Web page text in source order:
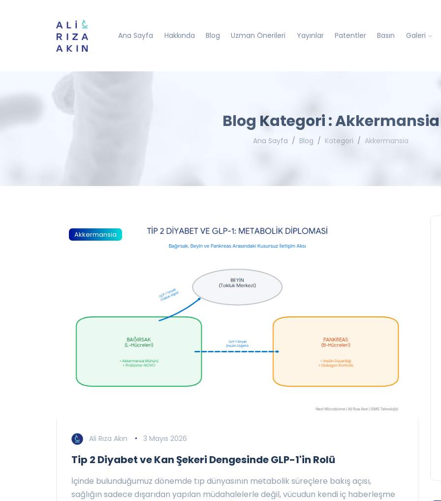
Ana Sayfa Hakkında Blog Uzman Önerileri Yayınlar Patentler Basın Galeri
Blog Kategori : Akkermansia
Ana Sayfa Blog Kategori Akkermansia
Akkermansia
Ali Rıza Akın 3 Mayıs 2026
Tip 2 Diyabet ve Kan Şekeri Dengesinde GLP-1'in Rolü
İçinde bulunduğumuz dönemde tıp dünyasının metabolik süreçlere bakış açısı,
sağlığın sadece dışarıdan yapılan müdahalelerle değil, vücudun kendi iç haberleşme